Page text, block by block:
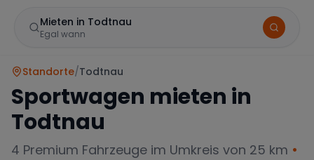
Mieten in Todtnau
Egal wann
Standorte/Todtnau
Sportwagen mieten in
Todtnau
4 Premium Fahrzeuge im Umkreis von 25 km •